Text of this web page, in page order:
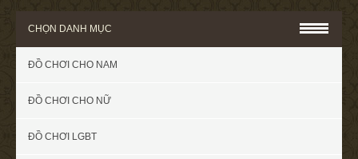
CHỌN DANH MỤC
ĐỒ CHƠI CHO NAM
ĐỒ CHƠI CHO NỮ
ĐỒ CHƠI LGBT